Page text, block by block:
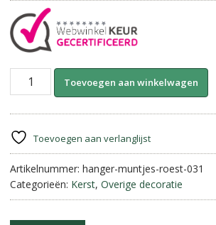
Hanger
||
Rusty
aantal
Toevoegen aan winkelwagen
n
i
Toevoegen aan verlanglijst
Artikelnummer: hanger-muntjes-roest-031
Categorieën: Kerst, Overige decoratie